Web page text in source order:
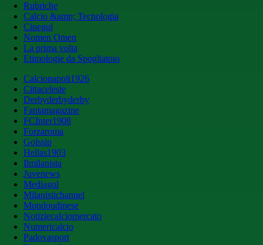
Rubriche
Calcio &amp; Tecnologia
Cinegol
Nomen Omen
La prima volta
Etimologie da Spogliatoio
Calcionapoli1926
Cittaceleste
Derbyderbyderby
Fantamagazine
FCInter1908
Forzaroma
Golssip
Hellas1903
Ilmilanista
Juvenews
Mediagol
Milanistichannel
Mondoudinese
Notiziecalciomercato
Numericalcio
Padovasport